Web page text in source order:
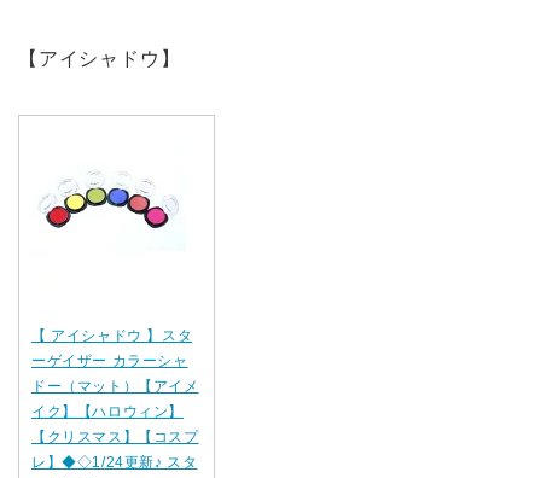
【アイシャドウ】
【 アイシャドウ 】スタ
ーゲイザー カラーシャ
ドー（マット）【アイメ
イク】【ハロウィン】
【クリスマス】【コスプ
レ】◆◇1/24更新♪ スタ